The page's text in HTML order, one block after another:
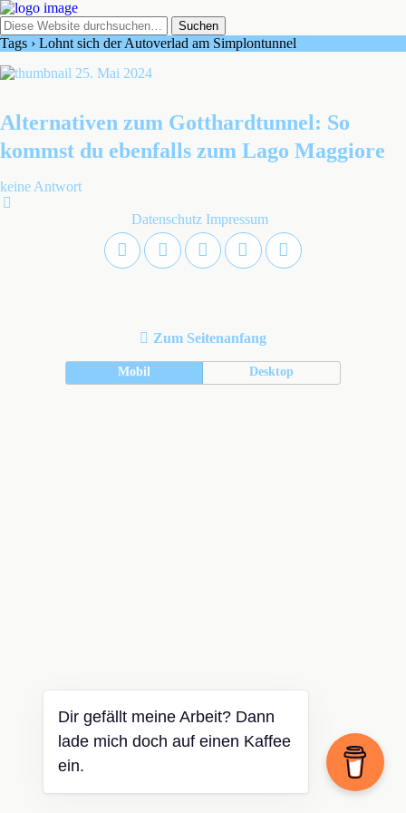
Tags › Lohnt sich der Autoverlad am Simplontunnel
25. Mai 2024
Alternativen zum Gotthardtunnel: So
kommst du ebenfalls zum Lago Maggiore
keine Antwort
Datenschutz Impressum
Zum Seitenanfang
Mobil Desktop
Dir gefällt meine Arbeit? Dann
lade mich doch auf einen Kaffee
ein.